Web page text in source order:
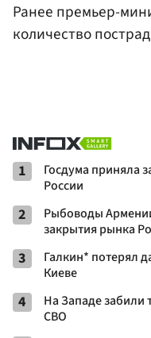
Ранее премьер-
количество
1
Госдума приняла
России
2
Рыбоводы
закрытия рынка
3
Галкин* потерял
Киеве
4
На Западе забили
СВО